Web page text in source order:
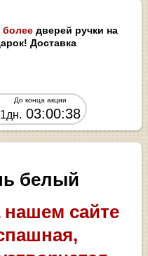
более дверей ручки на
Доставка
До конца акции
1дн. 03:00:37
белый
сайте